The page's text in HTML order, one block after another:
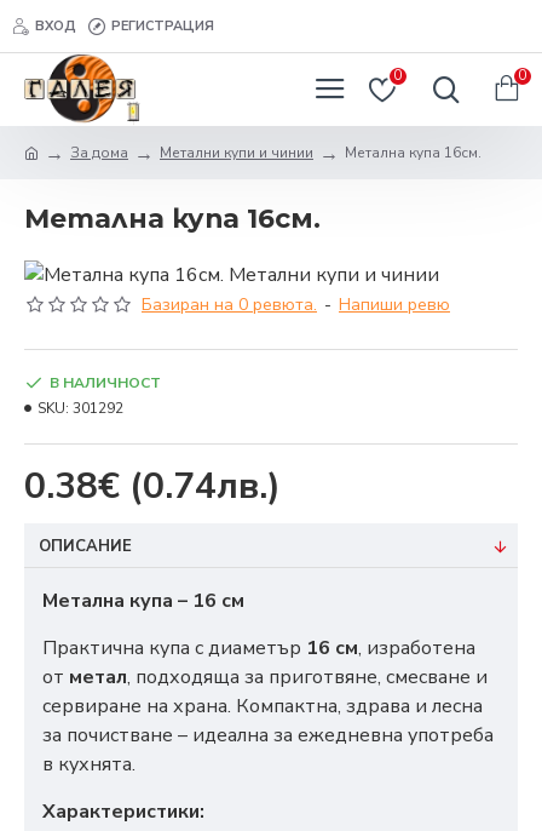
ВХОД РЕГИСТРАЦИЯ
0 0
За дома Метални купи и чинии Метална купа 16см.
Метална купа 16см.
Базиран на 0 ревюта. - Напиши ревю
0.38€ (0.74лв.)
В НАЛИЧНОСТ
SKU: 301292
ОПИСАНИЕ
Метална купа – 16 см
Практична купа с диаметър 16 см, изработена
от метал, подходяща за приготвяне, смесване и
сервиране на храна. Компактна, здрава и лесна
за почистване – идеална за ежедневна употреба
в кухнята.
Характеристики: